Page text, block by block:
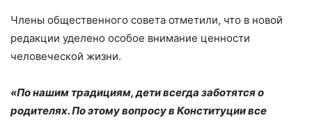
Члены общественного совета отметили, что в новой
редакции уделено особое внимание ценности
человеческой жизни.
«По нашим традициям, дети всегда заботятся о
родителях. По этому вопросу в Конституции все